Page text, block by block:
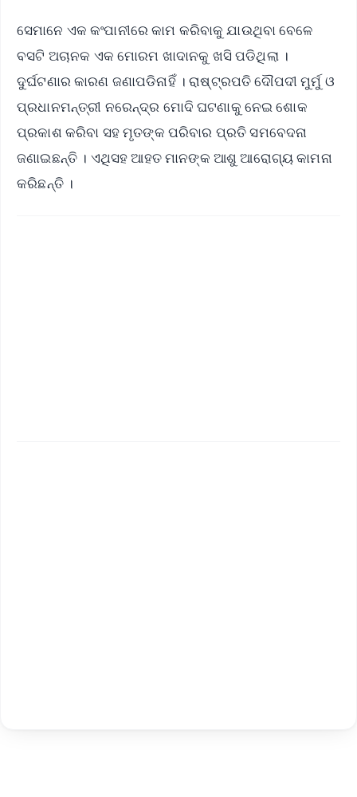
ସେମାନେ ଏକ କଂପାନୀରେ କାମ କରିବାକୁ ଯାଉଥିବା ବେଳେ
ବସଟି ଅଚାନକ ଏକ ମୋରମ ଖାଦାନକୁ ଖସି ପଡିଥିଲା ।
ଦୁର୍ଘଟଣାର କାରଣ ଜଣାପଡିନାହିଁ । ରାଷ୍ଟ୍ରପତି ଦୌପଦୀ ମୁର୍ମୁ ଓ
ପ୍ରଧାନମନ୍ତ୍ରୀ ନରେନ୍ଦ୍ର ମୋଦି ଘଟଣାକୁ ନେଇ ଶୋକ
ପ୍ରକାଶ କରିବା ସହ ମୃତଙ୍କ ପରିବାର ପ୍ରତି ସମବେଦନା
ଜଣାଇଛନ୍ତି । ଏଥିସହ ଆହତ ମାନଙ୍କ ଆଶୁ ଆରୋଗ୍ୟ କାମନା
କରିଛନ୍ତି ।